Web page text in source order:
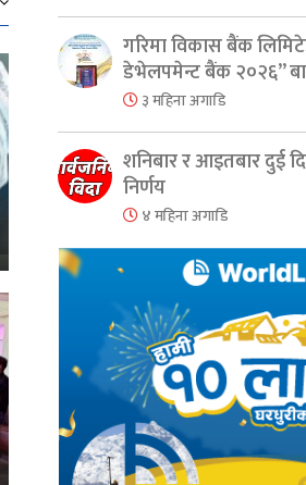
गरिमा विकास बैंक
डेभेलपमेन्ट बैंक २०२६”
३ महिना अगाडि
शनिबार र आइतबार दुई
निर्णय
४ महिना अगाडि